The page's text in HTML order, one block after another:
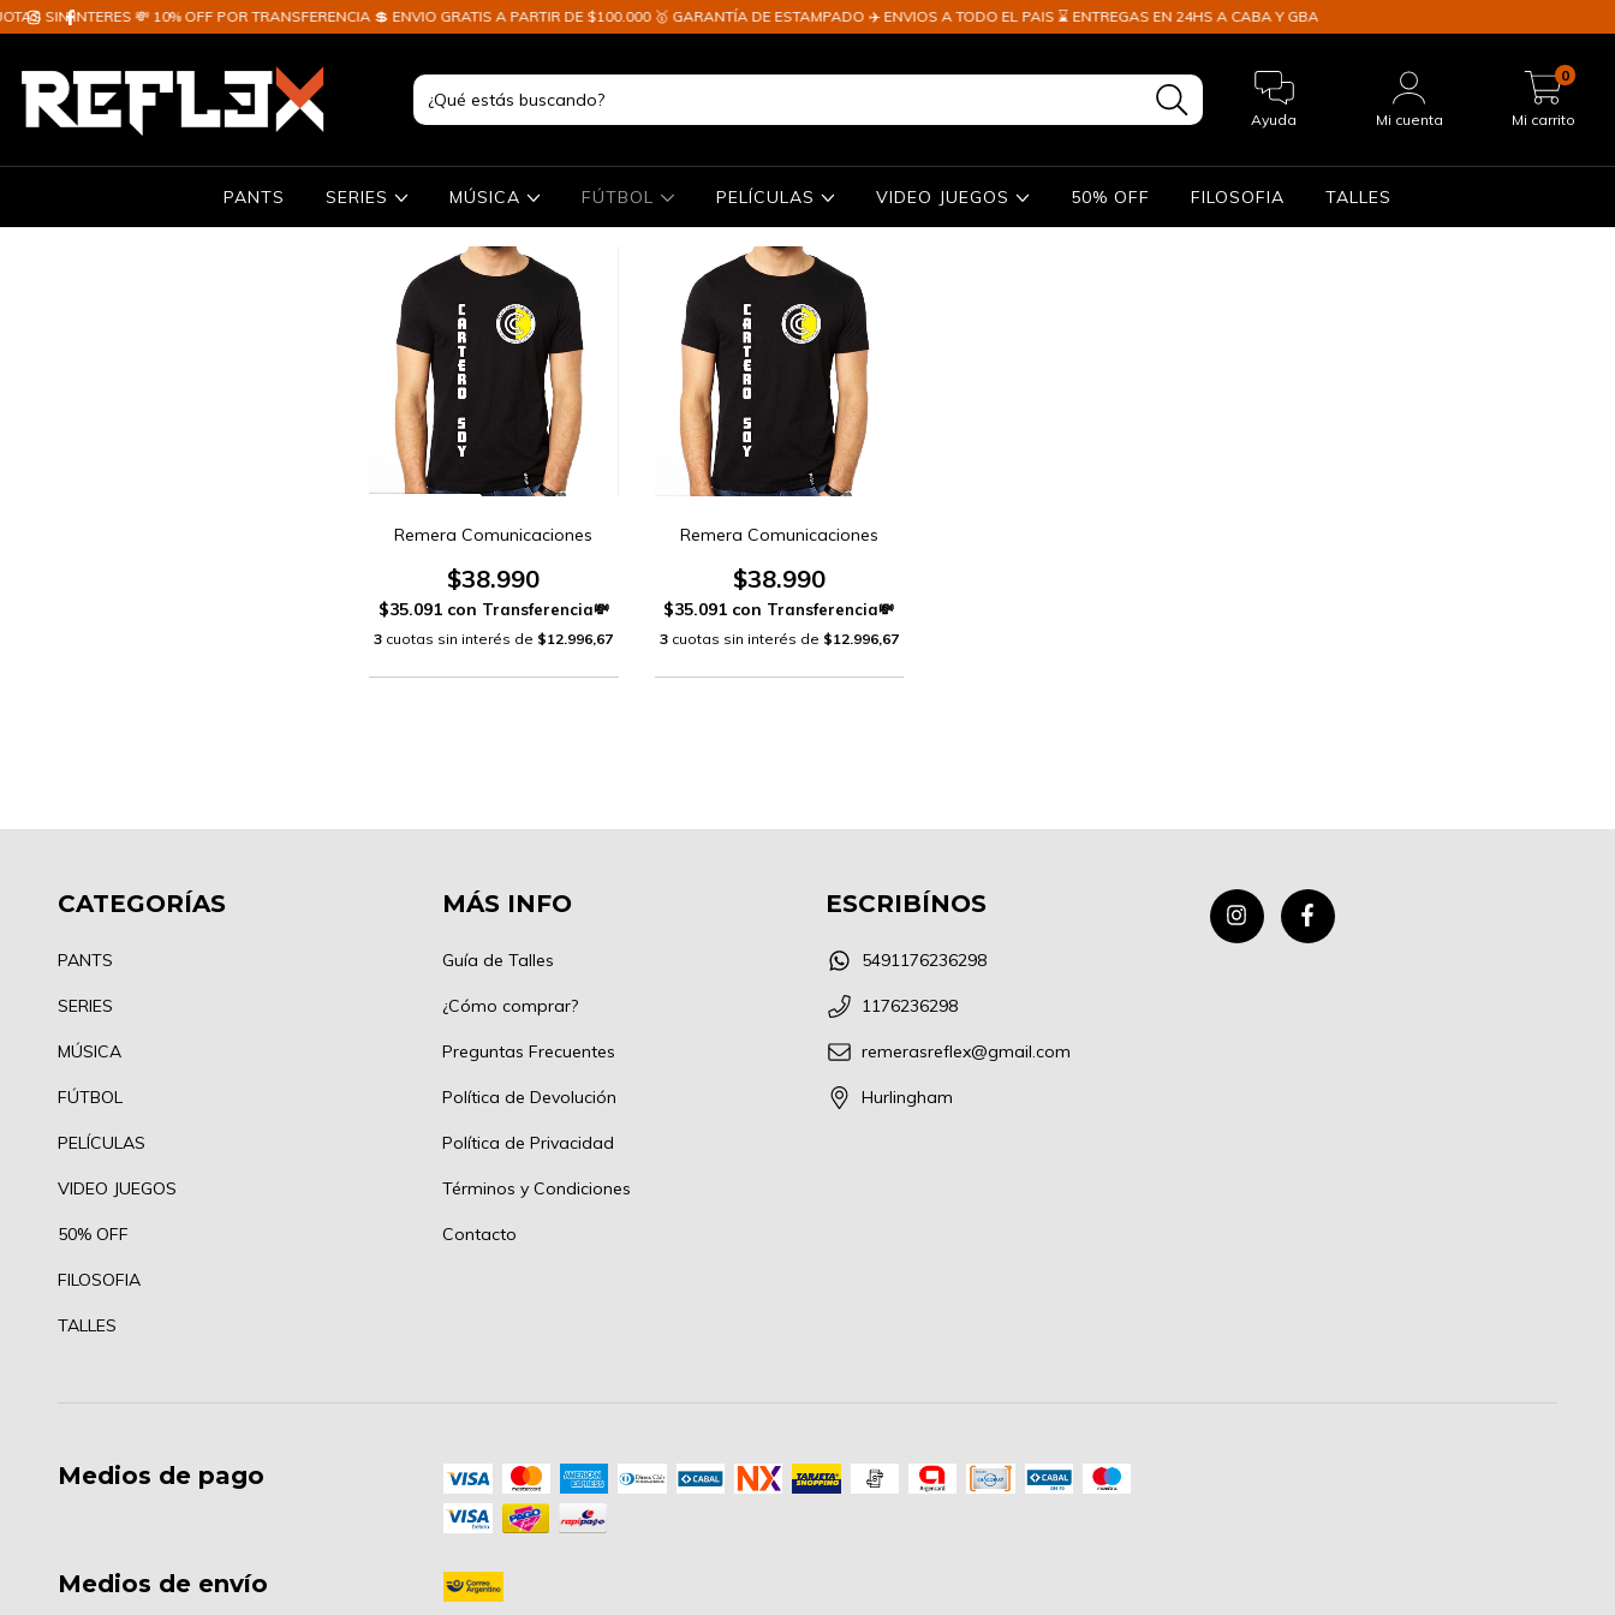
SIN INTERES 💸 10% OFF POR TRANSFERENCIA 💲 ENVIO GRATIS A PARTIR DE $100.000 🥇 GARANTÍA DE ESTAMPADO ✈️ ENVIOS A TODO EL PAIS ⌛ ENTREGAS EN 24HS A CABA Y GBA
Ayuda Mi cuenta Mi carrito
0
PANTS SERIES MÚSICA FÚTBOL PELÍCULAS VIDEO JUEGOS 50% OFF FILOSOFIA TALLES
Remera Comunicaciones
$38.990
$35.091 con
3 cuotas sin interés de $12.996,67
Remera Comunicaciones
$38.990
$35.091 con
3 cuotas sin interés de $12.996,67
CATEGORÍAS
PANTS
SERIES
MÚSICA
FÚTBOL
PELÍCULAS
VIDEO JUEGOS
50% OFF
FILOSOFIA
TALLES
MÁS INFO
Guía de Talles
¿Cómo comprar?
Preguntas Frecuentes
Política de Devolución
Política de Privacidad
Términos y Condiciones
Contacto
ESCRIBÍNOS
5491176236298
1176236298
remerasreflex@gmail.com
Hurlingham
Medios de pago
Medios de envío